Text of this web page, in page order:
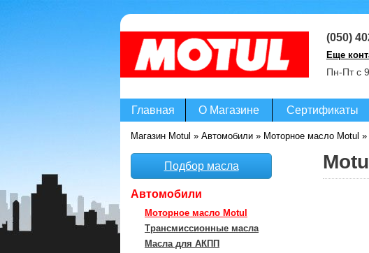
Магазин Motul » Автомобили » Моторное масло Motul »
Подбор масла
Автомобили
Моторное масло Motul
Трансмиссионные масла
Масла для АКПП
(050)
Еще
(093)
Пн-Пт с
Главная О Магазине Сертификаты